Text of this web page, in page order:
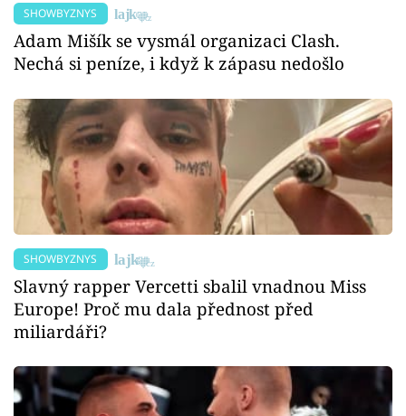
SHOWBYZNYS
Adam Mišík se vysmál organizaci Clash.
Nechá si peníze, i když k zápasu nedošlo
SHOWBYZNYS
Slavný rapper Vercetti sbalil vnadnou Miss
Europe! Proč mu dala přednost před
miliardáři?